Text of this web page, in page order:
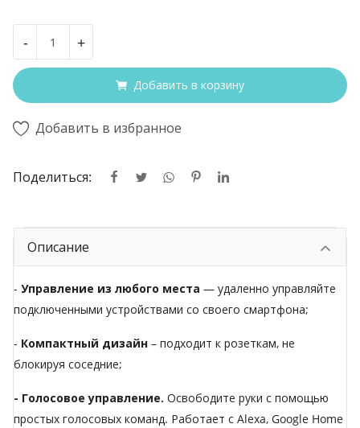
- +
Добавить в корзину
Добавить в избранное
Поделиться:
Описание
- Управление из любого места — удаленно управляйте
подключенными устройствами со своего смартфона;
- Компактный дизайн – подходит к розеткам, не
блокируя соседние;
- Голосовое управление. Освободите руки с помощью
простых голосовых команд. Работает с Alexa, Google Home